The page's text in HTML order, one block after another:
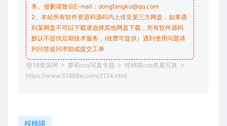
务。侵删请致信E-mail：dongfangko@qq.com
2、本站所有软件资源和源码均上传至第三方网盘，如果遇
到某网盘不可以下载请选择其他网盘下载，所有软件源码
默认不提供后期技术服务，(收费可提供）遇到使用问题请
到问答提问求助或提交工单
18资源网 萝莉cos写真专题
桜桃喵cos炙夏写真
https://www.51888w.com/2124.html
桜桃喵